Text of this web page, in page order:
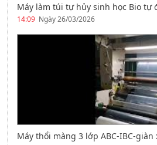
Máy làm túi tự hủy sinh học Bio tự
14:09 Ngày 26/03/2026
Máy thổi màng 3 lớp ABC-IBC-